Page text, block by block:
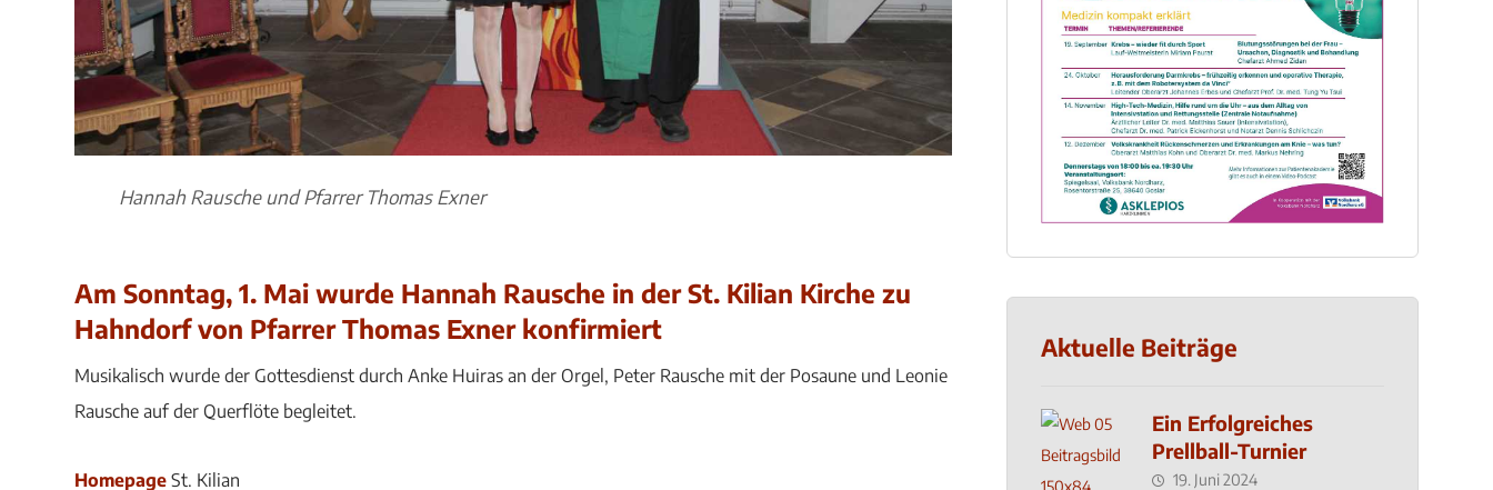
Hannah Rausche und Pfarrer Thomas Exner
Am Sonntag, 1. Mai wurde Hannah Rausche in der St. Kilian Kirche zu
Hahndorf von Pfarrer Thomas Exner konfirmiert
Musikalisch wurde der Gottesdienst durch Anke Huiras an der Orgel, Peter Rausche mit der Posaune und Leonie
Rausche auf der Querflöte begleitet.
Homepage St. Kilian
Aktuelle Beiträge
Ein Erfolgreiches
Prellball-Turnier
19. Juni 2024